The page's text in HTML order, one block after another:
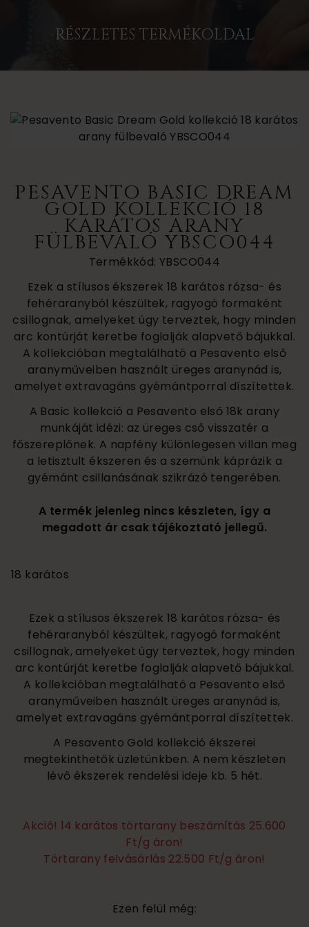
RÉSZLETES TERMÉKOLDAL
PESAVENTO BASIC DREAM
GOLD KOLLEKCIÓ 18
KARÁTOS ARANY
FÜLBEVALÓ YBSCO044
Termékkód: YBSCO044
Ezek a stílusos ékszerek 18 karátos rózsa- és
fehéraranyból készültek, ragyogó formaként
csillognak, amelyeket úgy terveztek, hogy minden
arc kontúrját keretbe foglalják alapvető bájukkal.
A kollekcióban megtalálható a Pesavento első
aranyműveiben használt üreges aranynád is,
amelyet extravagáns gyémántporral díszítettek.
A Basic kollekció a Pesavento első 18k arany
munkáját idézi: az üreges cső visszatér a
főszereplőnek. A napfény különlegesen villan meg
a letisztult ékszeren és a szemünk káprázik a
gyémánt csillanásának szikrázó tengerében.
A termék jelenleg nincs készleten, így a
megadott ár csak tájékoztató jellegű.
18 karátos
Ezek a stílusos ékszerek 18 karátos rózsa- és
fehéraranyból készültek, ragyogó formaként
csillognak, amelyeket úgy terveztek, hogy minden
arc kontúrját keretbe foglalják alapvető bájukkal.
A kollekcióban megtalálható a Pesavento első
aranyműveiben használt üreges aranynád is,
amelyet extravagáns gyémántporral díszítettek.
A Pesavento Gold kollekció ékszerei
megtekinthetők üzletünkben. A nem készleten
lévő ékszerek rendelési ideje kb. 5 hét.
Akció! 14 karátos törtarany beszámítás 25.600
Ft/g áron!
Törtarany felvásárlás 22.500 Ft/g áron!
Ezen felül még: